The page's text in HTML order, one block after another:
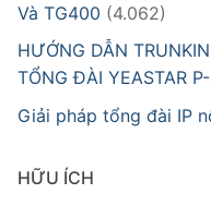
Và TG400 (4.062)
HƯỚNG DẪN
TỔNG ĐÀI YEASTAR P-
Giải pháp tổng đài IP
HỮU ÍCH